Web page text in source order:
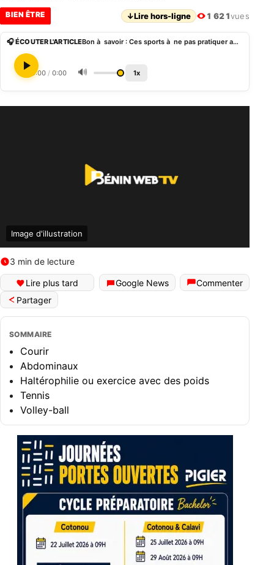
BIEN ÊTRE ↓Lire hors-ligne 1 621vues
🎧 ÉCOUTER L'ARTICLE Bon à savoir : Ces sports à ne pas pratiquer après l’accouchement
0:00 / 0:00 🔊 1x
Image d'illustration
3 min de lecture
Lire plus tard Google News
Commenter
Partager
SOMMAIRE
Courir
Abdominaux
Haltérophilie ou exercice avec des poids
Tennis
Volley-ball